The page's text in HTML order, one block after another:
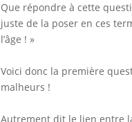
Que répondre à cette
juste de la poser en ces
l’âge ! »
Voici donc la première
malheurs !
Autrement dit le lien entre